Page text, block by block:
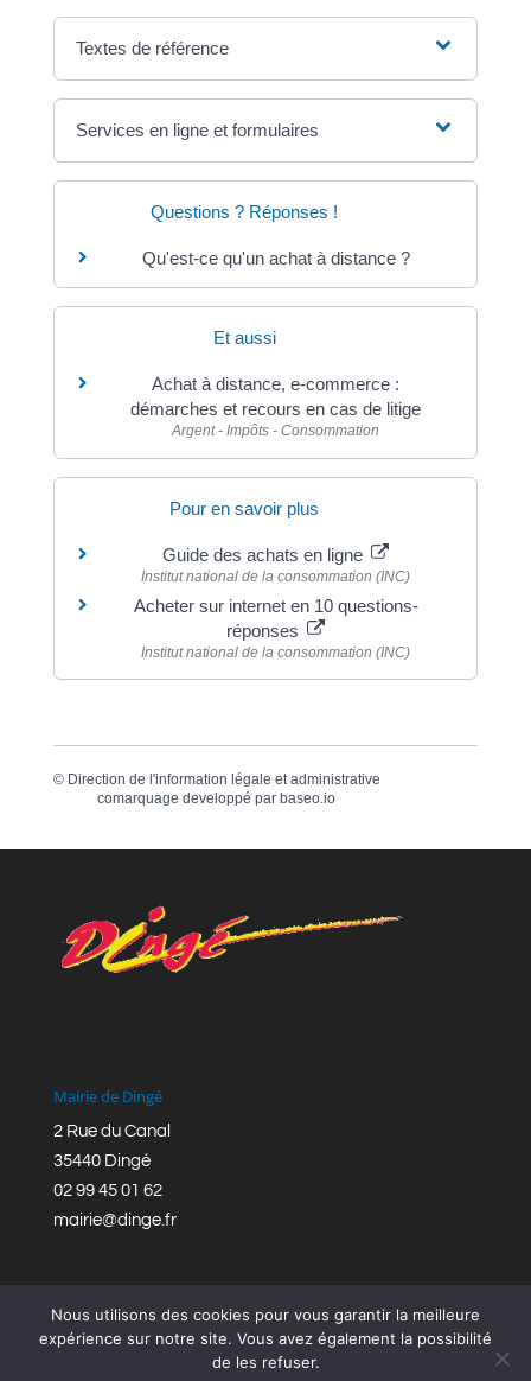
Textes de référence
Services en ligne et formulaires
Questions ? Réponses !
Qu'est-ce qu'un achat à distance ?
Et aussi
Achat à distance, e-commerce :
démarches et recours en cas de litige
Argent - Impôts - Consommation
Pour en savoir plus
Guide des achats en ligne
Institut national de la consommation (INC)
Acheter sur internet en 10 questions-
réponses
Institut national de la consommation (INC)
© Direction de l'information légale et administrative
comarquage developpé parbaseo.io
Mairie de Dingé
2 Rue du Canal
35440 Dingé
02 99 45 01 62
mairie@dinge.fr
Réalisation © Mairie de Dingé,Bretagne Romantique
Nous utilisons des cookies pour vous garantir la meilleure
expérience sur notre site. Vous avez également la possibilité
de les refuser.